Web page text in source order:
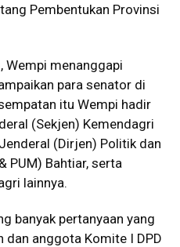
Pembentukan Provinsi
Wempi menanggapi
para senator di
itu Wempi hadir
(Sekjen) Kemendagri
(Dirjen) Politik dan
PUM) Bahtiar, serta
lainnya.
banyak pertanyaan yang
dan anggota Komite I DPD